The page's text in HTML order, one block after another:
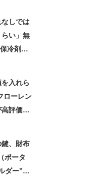
なしでは
い」無
冷剤ポ
を入れら
ローレン
高評価
鍵、財布
ポータ
ダー”が